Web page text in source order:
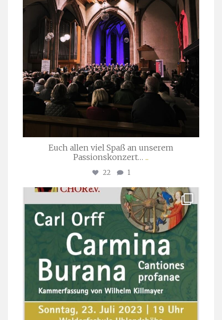
Euch allen viel Spaß an unserem
Passionskonzert… ...
22 1
stuttgarter_oratorienchor
Juli 22